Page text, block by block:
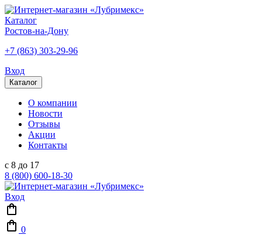
Каталог
Ростов-на-Дону
+7 (863) 303-29-96
Вход
Каталог
О компании
Новости
Отзывы
Акции
Контакты
с 8 до 17
8 (800) 600-18-30
Вход
0